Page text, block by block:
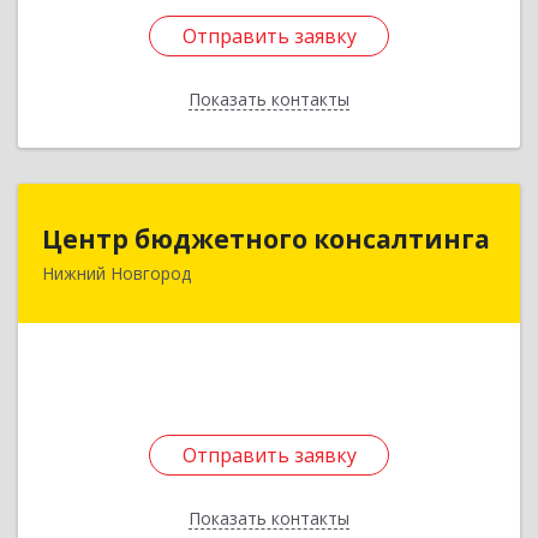
Отправить заявку
Показать контакты
Отправить заявку
Назад
Центр бюджетного консалтинга
Нижний Новгород
Отправить заявку
Показать контакты
Центр бюджетного консалтинга
603034, Нижегородская обл, Нижний Новгород
Отправить заявку
Назад